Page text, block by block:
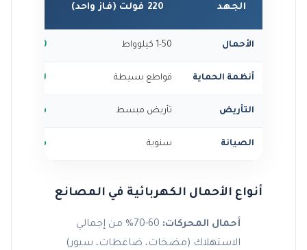
الجهد 220 فولت (فاز واحد)
الأحمال 1-50 كيلوواط 100 كيلوواط - 10 ميجاواط
أنظمة الحماية قواطع بسيطة لوحات MDB، ACB، VCB
التأريض تأريض مبسط شبكة
الصيانة سنوية شهرية/
أنواع الأحمال الكهربائية في المصانع
أحمال المحركات:
60-70% من إجمالي
الاستهلاك (مضخات، ضاغطات، سيور)